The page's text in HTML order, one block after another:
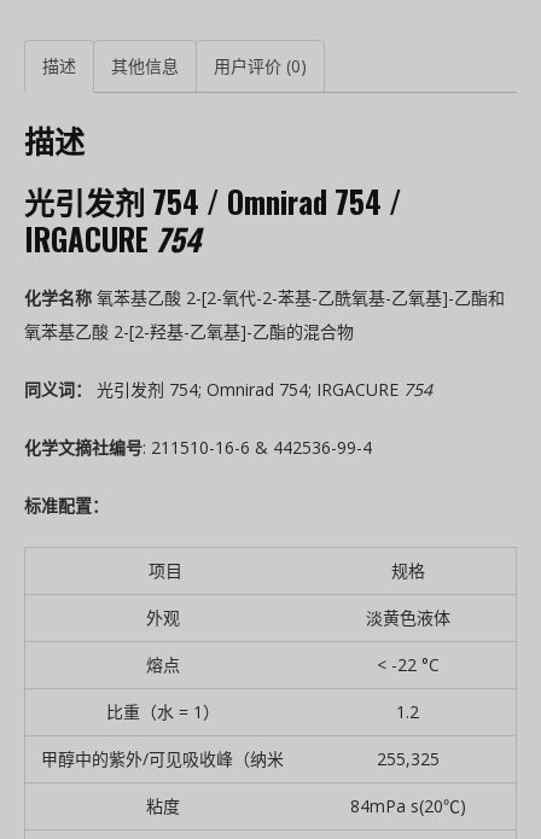
描述 其他信息 用户评价 (0)
描述
光引发剂 754 / Omnirad 754 /
IRGACURE 754
化学名称 氧苯基乙酸 2-[2-氧代-2-苯基-乙酰氧基-乙氧基]-乙酯和
氧苯基乙酸 2-[2-羟基-乙氧基]-乙酯的混合物
同义词： 光引发剂 754; Omnirad 754; IRGACURE 754
化学文摘社编号: 211510-16-6 & 442536-99-4
标准配置：
项目 规格
外观 淡黄色液体
熔点 < -22 °C
比重（水 = 1） 1.2
甲醇中的紫外/可见吸收峰（纳米 255,325
粘度 84mPa s(20℃)